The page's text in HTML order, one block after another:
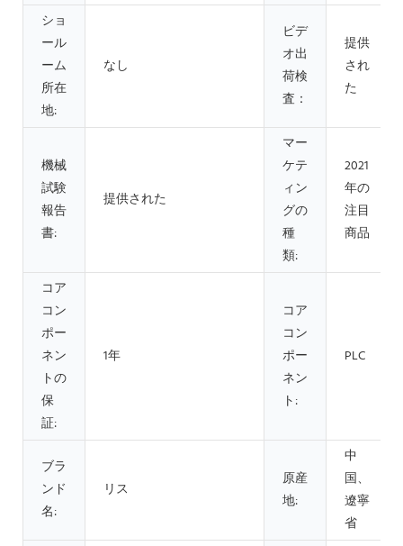
ショ
ール
ーム
所在
地:
なし
ビデ
オ出
荷検
査：
提供
され
た
機械
試験
報告
書:
提供された
マー
ケテ
ィン
グの
種
類:
2021
年の
注目
商品
コア
コン
ポー
ネン
トの
保
証:
1年
コア
コン
ポー
ネン
ト:
PLC
ブラ
ンド
名:
リス
原産
地:
中
国、
遼寧
省